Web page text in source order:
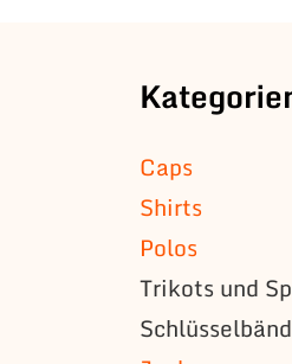
Caps
Shirts
Polos
Trikots und